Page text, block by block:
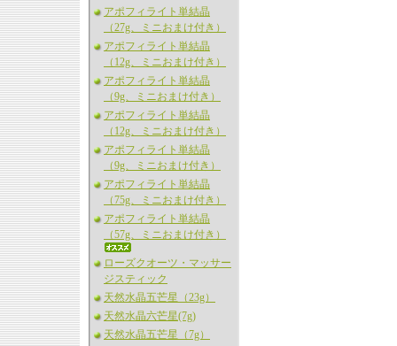
アポフィライト単結晶
（27g、ミニおまけ付き）
アポフィライト単結晶
（12g、ミニおまけ付き）
アポフィライト単結晶
（9g、ミニおまけ付き）
アポフィライト単結晶
（12g、ミニおまけ付き）
アポフィライト単結晶
（9g、ミニおまけ付き）
アポフィライト単結晶
（75g、ミニおまけ付き）
アポフィライト単結晶
（57g、ミニおまけ付き）
ローズクオーツ・マッサー
ジスティック
天然水晶五芒星（23g）
天然水晶六芒星(7g)
天然水晶五芒星（7g）